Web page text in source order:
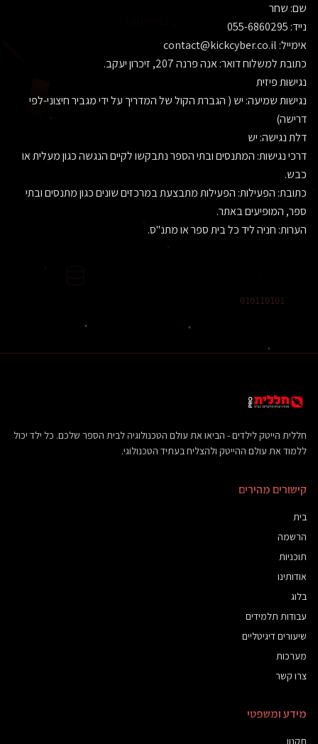
010110101
010110101
010110101
שם: שחר
נייד: 055-6860295
אימייל: contact@kickcyber.co.il
כתובת למשלוח דואר: אנה פרנה 207, זיכרון יעקב.
נגישות פיזית
נגישות שמיעה: יש ( הגברת הקול של המדריך על ידי מגביר חיצוני-לפי
דרישה)
דלת נגישה: יש
דרכי נגישות: המתנסים ובתי הספר נתבקשו לקיים הנגשה כגון מעלית או
כבש.
כתובת: הפעילות: הפעילות מתבצעת במרכזים שונים כגון מתנסים ובתי
ספר, המופיעים באתר.
הערות: חניה ליד כל בית ספר או מתנ"ס.
חללית הייטק לילדים - הביאו את עולם הטכנולוגיה לבית הספר שלכם. כל ילד יכול
ללמוד את עולם ההייטק ולהצליח בעתיד הטכנולוגי.
קישורים מהירים
בית
הרשמה
תוכניות
אודותינו
בלוג
עבודות תלמידים
שיעורים דיגיטליים
מערכות
צרו קשר
מידע ומשפטי
תקנון